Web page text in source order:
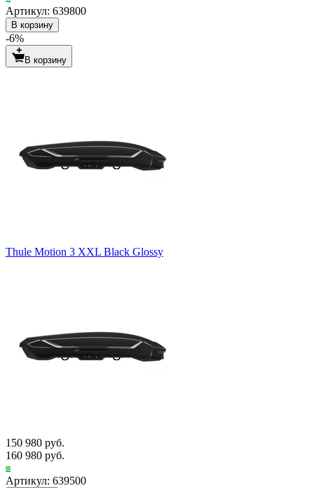
Артикул: 639800
В корзину
-6%
В корзину
Thule Motion 3 XXL Black Glossy
150 980 руб.
160 980 руб.
Артикул: 639500